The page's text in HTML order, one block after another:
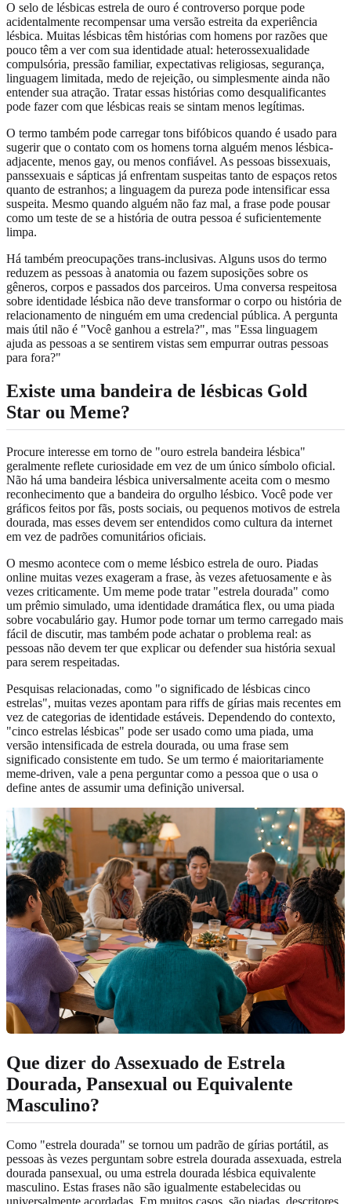
O selo de lésbicas estrela de ouro é controverso porque pode
acidentalmente recompensar uma versão estreita da experiência
lésbica. Muitas lésbicas têm histórias com homens por razões que
pouco têm a ver com sua identidade atual: heterossexualidade
compulsória, pressão familiar, expectativas religiosas, segurança,
linguagem limitada, medo de rejeição, ou simplesmente ainda não
entender sua atração. Tratar essas histórias como desqualificantes
pode fazer com que lésbicas reais se sintam menos legítimas.
O termo também pode carregar tons bifóbicos quando é usado para
sugerir que o contato com os homens torna alguém menos lésbica-
adjacente, menos gay, ou menos confiável. As pessoas bissexuais,
panssexuais e sápticas já enfrentam suspeitas tanto de espaços retos
quanto de estranhos; a linguagem da pureza pode intensificar essa
suspeita. Mesmo quando alguém não faz mal, a frase pode pousar
como um teste de se a história de outra pessoa é suficientemente
limpa.
Há também preocupações trans-inclusivas. Alguns usos do termo
reduzem as pessoas à anatomia ou fazem suposições sobre os
gêneros, corpos e passados dos parceiros. Uma conversa respeitosa
sobre identidade lésbica não deve transformar o corpo ou história de
relacionamento de ninguém em uma credencial pública. A pergunta
mais útil não é "Você ganhou a estrela?", mas "Essa linguagem
ajuda as pessoas a se sentirem vistas sem empurrar outras pessoas
para fora?"
Existe uma bandeira de lésbicas Gold
Star ou Meme?
Procure interesse em torno de "ouro estrela bandeira lésbica"
geralmente reflete curiosidade em vez de um único símbolo oficial.
Não há uma bandeira lésbica universalmente aceita com o mesmo
reconhecimento que a bandeira do orgulho lésbico. Você pode ver
gráficos feitos por fãs, posts sociais, ou pequenos motivos de estrela
dourada, mas esses devem ser entendidos como cultura da internet
em vez de padrões comunitários oficiais.
O mesmo acontece com o meme lésbico estrela de ouro. Piadas
online muitas vezes exageram a frase, às vezes afetuosamente e às
vezes criticamente. Um meme pode tratar "estrela dourada" como
um prêmio simulado, uma identidade dramática flex, ou uma piada
sobre vocabulário gay. Humor pode tornar um termo carregado mais
fácil de discutir, mas também pode achatar o problema real: as
pessoas não devem ter que explicar ou defender sua história sexual
para serem respeitadas.
Pesquisas relacionadas, como "o significado de lésbicas cinco
estrelas", muitas vezes apontam para riffs de gírias mais recentes em
vez de categorias de identidade estáveis. Dependendo do contexto,
"cinco estrelas lésbicas" pode ser usado como uma piada, uma
versão intensificada de estrela dourada, ou uma frase sem
significado consistente em tudo. Se um termo é maioritariamente
meme-driven, vale a pena perguntar como a pessoa que o usa o
define antes de assumir uma definição universal.
Que dizer do Assexuado de Estrela
Dourada, Pansexual ou Equivalente
Masculino?
Como "estrela dourada" se tornou um padrão de gírias portátil, as
pessoas às vezes perguntam sobre estrela dourada assexuada, estrela
dourada pansexual, ou uma estrela dourada lésbica equivalente
masculino. Estas frases não são igualmente estabelecidas ou